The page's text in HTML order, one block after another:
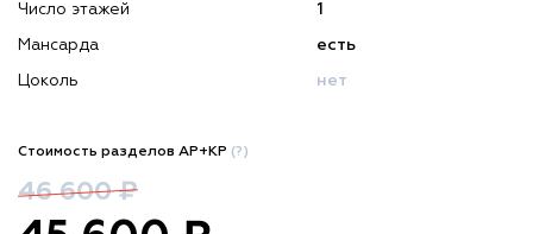
Число этажей 1
Мансарда есть
Цоколь нет
Стоимость разделов АР+КР (?)
46 600 ₽